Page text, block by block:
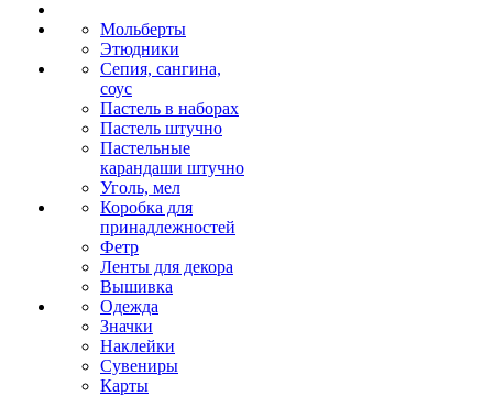
Мольберты
Этюдники
Сепия, сангина,
соус
Пастель в наборах
Пастель штучно
Пастельные
карандаши штучно
Уголь, мел
Коробка для
принадлежностей
Фетр
Ленты для декора
Вышивка
Одежда
Значки
Наклейки
Сувениры
Карты